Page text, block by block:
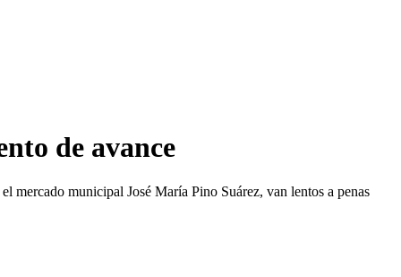
de avance
mercado municipal José María Pino Suárez, van lentos a penas